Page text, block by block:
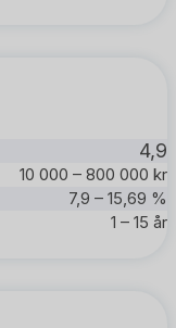
4,9
10 000 – 800 000 kr
7,9 – 15,69 %
1 – 15 år